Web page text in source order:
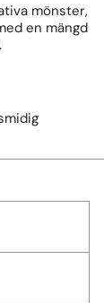
mönster,
en mängd